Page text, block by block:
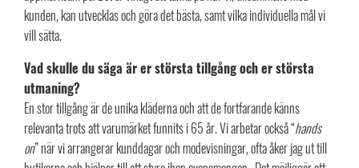
kunden, kan utvecklas och göra det bästa, samt vilka individuella mål vi
vill sätta.
Vad skulle du säga är er största tillgång och er största
utmaning?
En stor tillgång är de unika kläderna och att de fortfarande känns
relevanta trots att varumärket funnits i 65 år. Vi arbetar också “hands
on” när vi arrangerar kunddagar och modevisningar, ofta åker jag ut till